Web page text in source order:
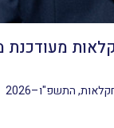
מעודכנת